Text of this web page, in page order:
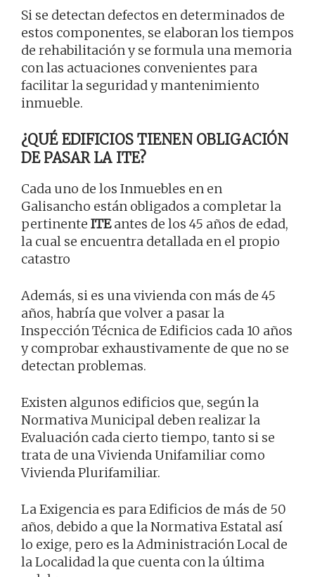
Si se detectan defectos en determinados de
estos componentes, se elaboran los tiempos
de rehabilitación y se formula una memoria
con las actuaciones convenientes para
facilitar la seguridad y mantenimiento
inmueble.
¿QUÉ EDIFICIOS TIENEN OBLIGACIÓN
DE PASAR LA ITE?
Cada uno de los Inmuebles en en
Galisancho están obligados a completar la
pertinente ITEantes de los 45 años de edad,
la cual se encuentra detallada en el propio
catastro
Además, si es una vivienda con más de 45
años, habría que volver a pasar la
Inspección Técnica de Edificios cada 10 años
y comprobar exhaustivamente de que no se
detectan problemas.
Existen algunos edificios que, según la
Normativa Municipal deben realizar la
Evaluación cada cierto tiempo, tanto si se
trata de una Vivienda Unifamiliar como
Vivienda Plurifamiliar.
La Exigencia es para Edificios de más de 50
años, debido a que la Normativa Estatal así
lo exige, pero es la Administración Local de
la Localidad la que cuenta con la última